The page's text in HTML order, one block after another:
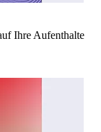
Ihre Aufenthalte